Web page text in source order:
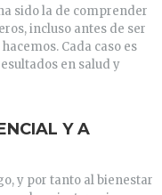
sido la de comprender
incluso antes de ser
Cada caso es
en salud y
Y A
y por tanto al bienestar